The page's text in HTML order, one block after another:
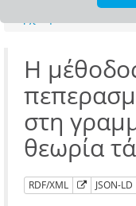
Η
στη
θεωρία
RDF/XML JSON-LD